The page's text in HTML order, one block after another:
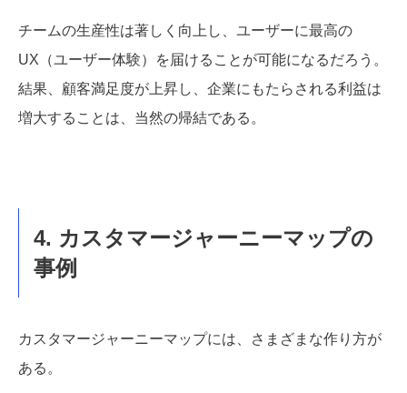
チームの生産性は著しく向上し、ユーザーに最高の
UX（ユーザー体験）を届けることが可能になるだろう。
結果、顧客満足度が上昇し、企業にもたらされる利益は
増大することは、当然の帰結である。
4. カスタマージャーニーマップの
事例
カスタマージャーニーマップには、さまざまな作り方が
ある。